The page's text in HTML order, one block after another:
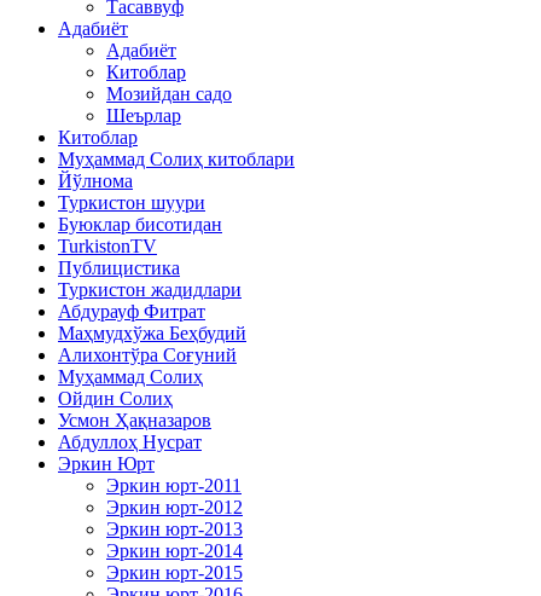
Тасаввуф
Адабиёт
Адабиёт
Китоблар
Мозийдан садо
Шеърлар
Китоблар
Муҳаммад Солиҳ китоблари
Йўлнома
Туркистон шуури
Буюклар бисотидан
TurkistonTV
Публицистика
Туркистон жадидлари
Абдурауф Фитрат
Маҳмудхўжа Беҳбудий
Алихонтўра Соғуний
Муҳаммад Солиҳ
Ойдин Солиҳ
Усмон Ҳақназаров
Абдуллоҳ Нусрат
Эркин Юрт
Эркин юрт-2011
Эркин юрт-2012
Эркин юрт-2013
Эркин юрт-2014
Эркин юрт-2015